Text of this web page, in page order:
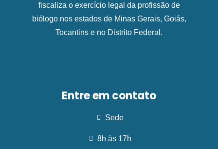
fiscaliza o exercício legal da profissão de
biólogo nos estados de Minas Gerais, Goiás,
Tocantins e no Distrito Federal.
Entre em contato
Sede
8h às 17h